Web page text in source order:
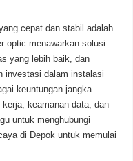
cepat dan stabil adalah
optic menawarkan solusi
yang lebih baik, dan
investasi dalam instalasi
keuntungan jangka
keamanan data, dan
untuk menghubungi
di Depok untuk memulai